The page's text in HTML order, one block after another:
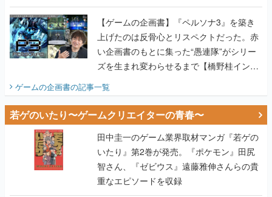
画書】
【ゲームの企画書】『ペルソナ3』を築き
上げたのは反骨心とリスペクトだった。赤
い企画書のもとに集った“愚連隊”がシリー
ズを生まれ変わらせるまで【橋野桂インタ
ビュー】
ゲームの企画書の記事一覧
若ゲのいたり〜ゲームクリエイターの青春〜
田中圭一のゲーム業界取材マンガ『若ゲの
いたり』第2巻が発売。『ポケモン』田尻
智さん、『ゼビウス』遠藤雅伸さんらの貴
重なエピソードを収録